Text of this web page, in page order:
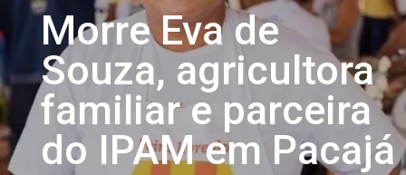
Morre Eva de
Souza, agricultora
familiar e parceira
do IPAM em Pacajá